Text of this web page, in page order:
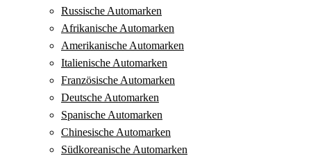
Russische Automarken
Afrikanische Automarken
Amerikanische Automarken
Italienische Automarken
Französische Automarken
Deutsche Automarken
Spanische Automarken
Chinesische Automarken
Südkoreanische Automarken